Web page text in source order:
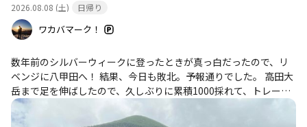
2026.08.08 (土)
日帰り
ワカバマーク！
数年前のシルバーウィークに登ったときが真っ白だったので、リ
ベンジに八甲田へ！ 結果、今日も敗北。予報通りでした。 高田大
岳まで足を伸ばしたので、久しぶりに累積1000採れて、トレーニ
ングになりました。 先週は体調不良で登れなかったので二週間振
りですが、やっぱり微妙に体力落ちてることを実感。 いと悲し…